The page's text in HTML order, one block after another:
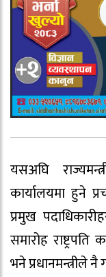
यसअघि
कार्यालयमा हुने
प्रमुख
समारोह
भने प्रधानमन्त्रीले